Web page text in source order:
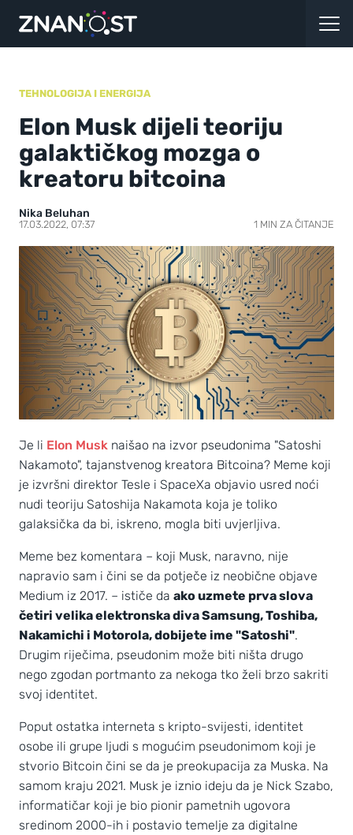
TEHNOLOGIJA I ENERGIJA
Elon Musk dijeli teoriju
galaktičkog mozga o
kreatoru bitcoina
Nika Beluhan
17.03.2022, 07:37 1 MIN ZA ČITANJE
Je li Elon Musk naišao na izvor pseudonima "Satoshi
Nakamoto", tajanstvenog kreatora Bitcoina? Meme koji
je izvršni direktor Tesle i SpaceXa objavio usred noći
nudi teoriju Satoshija Nakamota koja je toliko
galaksička da bi, iskreno, mogla biti uvjerljiva.
Meme bez komentara – koji Musk, naravno, nije
napravio sam i čini se da potječe iz neobične objave
Medium iz 2017. – ističe da ako uzmete prva slova
četiri velika elektronska diva Samsung, Toshiba,
Nakamichi i Motorola, dobijete ime "Satoshi".
Drugim riječima, pseudonim može biti ništa drugo
nego zgodan portmanto za nekoga tko želi brzo sakriti
svoj identitet.
Poput ostatka interneta s kripto-svijesti, identitet
osobe ili grupe ljudi s mogućim pseudonimom koji je
stvorio Bitcoin čini se da je preokupacija za Muska. Na
samom kraju 2021. Musk je iznio ideju da je Nick Szabo,
informatičar koji je bio pionir pametnih ugovora
sredinom 2000-ih i postavio temelje za digitalne